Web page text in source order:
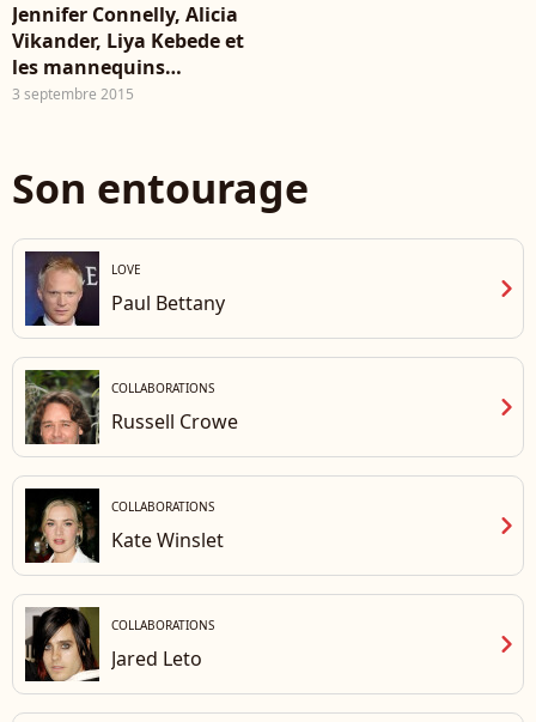
Jennifer Connelly, Alicia
Vikander, Liya Kebede et
les mannequins
Fernanda Ly, Angel
de campagne de Louis
Vuitton. Réalisation par
3 septembre 2015
Son entourage
LOVE
Paul Bettany chevron_right
COLLABORATIONS
Russell Crowe chevron_right
COLLABORATIONS
Kate Winslet chevron_right
COLLABORATIONS
Jared Leto chevron_right